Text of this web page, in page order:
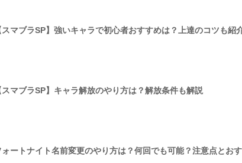
スマブラSP】強いキャラで初心者おすすめは？上達のコツも紹
スマブラSP】キャラ解放のやり方は？解放条件も解説
ォートナイト名前変更のやり方は？何回でも可能？注意点とお